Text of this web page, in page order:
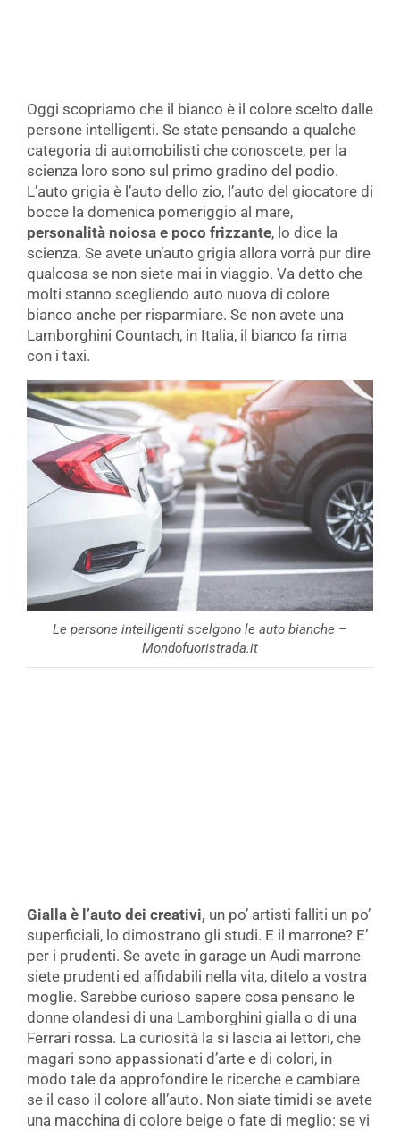
Oggi scopriamo che il bianco è il colore scelto dalle
persone intelligenti. Se state pensando a qualche
categoria di automobilisti che conoscete, per la
scienza loro sono sul primo gradino del podio.
L’auto grigia è l’auto dello zio, l’auto del giocatore di
bocce la domenica pomeriggio al mare,
personalità noiosa e poco frizzante, lo dice la
scienza. Se avete un’auto grigia allora vorrà pur dire
qualcosa se non siete mai in viaggio. Va detto che
molti stanno scegliendo auto nuova di colore
bianco anche per risparmiare. Se non avete una
Lamborghini Countach, in Italia, il bianco fa rima
con i taxi.
Le persone intelligenti scelgono le auto bianche –
Mondofuoristrada.it
Gialla è l’auto dei creativi, un po’ artisti falliti un po’
superficiali, lo dimostrano gli studi. E il marrone? E’
per i prudenti. Se avete in garage un Audi marrone
siete prudenti ed affidabili nella vita, ditelo a vostra
moglie. Sarebbe curioso sapere cosa pensano le
donne olandesi di una Lamborghini gialla o di una
Ferrari rossa. La curiosità la si lascia ai lettori, che
magari sono appassionati d’arte e di colori, in
modo tale da approfondire le ricerche e cambiare
se il caso il colore all’auto. Non siate timidi se avete
una macchina di colore beige o fate di meglio: se vi